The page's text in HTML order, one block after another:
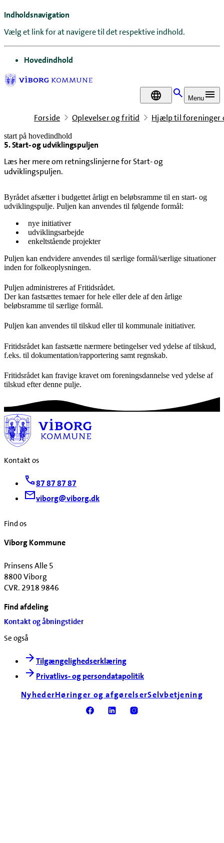
Indholdsnavigation
Vælg et link for at navigere til det respektive indhold.
gå til
Hovedindhold
DA Menu
Forside Oplevelser og fritid Hjælp til foreninger
start på hovedindhold
5. Start- og udviklingspuljen
Læs her mere om retningslinjerne for Start- og
udviklingspuljen.
senest opdateret 13. januar 2025
Byrådet afsætter i budgettet årligt en beløbsramme til en start- og
udviklingspulje. Puljen kan anvendes til følgende formål:
nye initiativer
udviklingsarbejde
enkeltstående projekter
Puljen kan endvidere anvendes til særlige formål/særlige situationer
inden for folkeoplysningen.
Puljen administreres af Fritidsrådet.
Der kan fastsættes temaer for hele eller dele af den årlige
beløbsramme til særlige formål.
Puljen kan anvendes til tilskud eller til kommunale initiativer.
Fritidsrådet kan fastsætte nærmere betingelser ved ydelse af tilskud,
f.eks. til dokumentation/rapportering samt regnskab.
Fritidsrådet kan fravige kravet om foreningsdannelse ved ydelse af
tilskud efter denne pulje.
Kontakt os
87 87 87 87
viborg@viborg.dk
Find os
Viborg Kommune
Prinsens Alle 5
8800 Viborg
CVR. 2918 9846
Find afdeling
Kontakt og åbningstider
Se også
Tilgængelighedserklæring
Privatlivs- og persondatapolitik
NyhederHøringer og afgørelserSelvbetjening